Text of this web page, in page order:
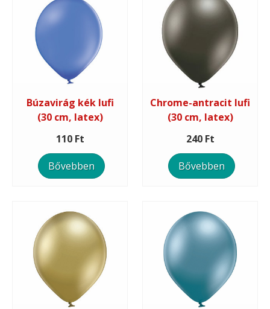
Búzavirág kék lufi
(30 cm, latex)
110 Ft
Bővebben
Chrome-antracit lufi
(30 cm, latex)
240 Ft
Bővebben